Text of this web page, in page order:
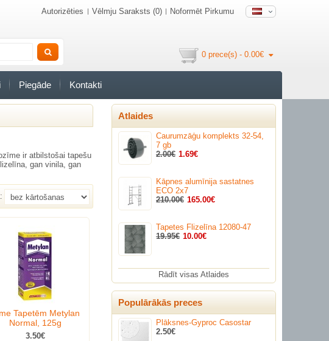
Autorizēties Vēlmju Saraksts (0) Noformēt Pirkumu
0 prece(s) - 0.00€
Piegāde Kontakti
ir atbilstošai tapešu
gan vinila, gan
Tapetēm Metylan
Normal, 125g
3.50€
Atlaides
Caurumzāģu komplekts 32-54,
7 gb
2.00€ 1.69€
Kāpnes alumīnija sastatnes
ECO 2x7
210.00€ 165.00€
Tapetes Flizelīna 12080-47
19.95€ 10.00€
Rādīt visas Atlaides
Populārākās preces
Plāksnes-Gyproc Casostar
2.50€